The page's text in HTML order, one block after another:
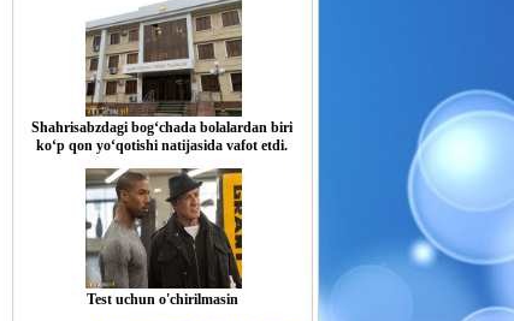
Shahrisabzdagi bog‘chada bolalardan biri
ko‘p qon yo‘qotishi natijasida vafot etdi.
Test uchun o'chirilmasin